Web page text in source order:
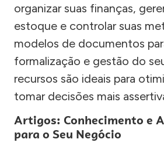
organizar suas finanças,
estoque e controlar suas
modelos de documentos
formalização e gestão do
recursos são ideais para
tomar decisões mais
Artigos: Conhecimento e
para o Seu Negócio